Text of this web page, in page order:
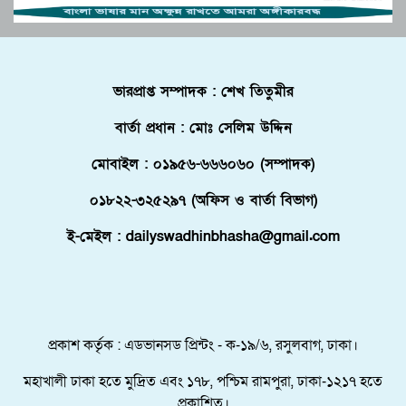
পুলিশে কনস্টেবল পদে কোন জেলায় কতজন নিয়োগ।
বিতরণ করেন ১১ দলীয় ঐক্য।
ফ্লোরিডায় বাংলাদেশি তরুণ নিহত, মরদেহ দেশে
আনতে সরকারের সহযোগিতা চায় পরিবার
মালদ্বীপে বাংলাদেশের স্বাধীনতা ও জাতীয় দিবস
উদযাপন, কূটনীতিকদের সংবর্ধনা
শরণার্থী ও আশ্রয়প্রার্থী ব্যবস্থাপনায় মালয়েশিয়ার নতুন
ভারপ্রাপ্ত সম্পাদক : শেখ তিতুমীর
বার্তা প্রধান : মোঃ সেলিম উদ্দিন
মোবাইল : ০১৯৫৬-৬৬৬০৬০ (সম্পাদক)
০১৮২২-৩২৫২৯৭ (অফিস ও বার্তা বিভাগ)
ই-মেইল : dailyswadhinbhasha@gmail.com
প্রকাশ কর্তৃক : এডভানসড প্রিন্টং - ক-১৯/৬, রসুলবাগ, ঢাকা।
মহাখালী ঢাকা হতে মুদ্রিত এবং ১৭৮, পশ্চিম রামপুরা, ঢাকা-১২১৭ হতে